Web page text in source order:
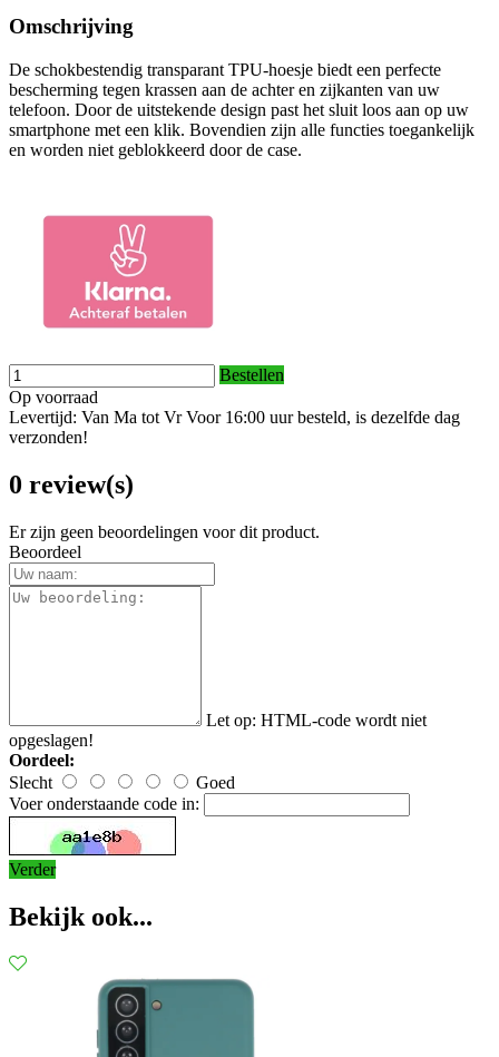
Omschrijving
De schokbestendig transparant TPU-hoesje biedt een perfecte
bescherming tegen krassen aan de achter en zijkanten van uw
telefoon. Door de uitstekende design past het sluit loos aan op uw
smartphone met een klik. Bovendien zijn alle functies toegankelijk
en worden niet geblokkeerd door de case.
Bestellen
Op voorraad
Levertijd: Van Ma tot Vr Voor 16:00 uur besteld, is dezelfde dag
verzonden!
0 review(s)
Er zijn geen beoordelingen voor dit product.
Beoordeel
Let op: HTML-code wordt niet
opgeslagen!
Oordeel:
Slecht
Goed
Voer onderstaande code in:
Verder
Bekijk ook...